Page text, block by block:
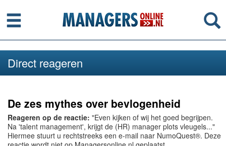
Menu
Direct reageren
De zes mythes over bevlogenheid
Reageren op de reactie: "Even kijken of wij het goed begrijpen.
Na 'talent management', krijgt de (HR) manager plots vleugels..."
Hiermee stuurt u rechtstreeks een e-mail naar NumoQuest®. Deze